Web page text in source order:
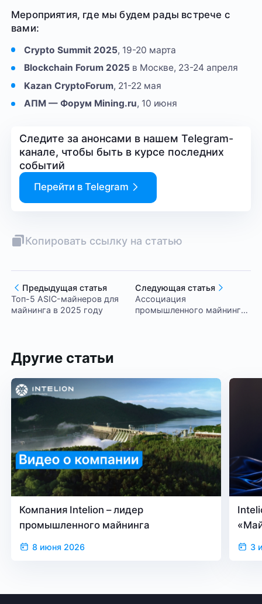
Мероприятия, где мы будем рады встрече с
вами:
Crypto Summit 2025, 19-20 марта
Blockchain Forum 2025в Москве, 23-24 апреля
Kazan CryptoForum, 21-22 мая
АПМ — Форум Mining.ru, 10 июня
Следите за анонсами в нашем Telegram-
канале, чтобы быть в курсе последних
событий
Перейти в Telegram
Копировать ссылку на статью
Предыдущая статья
Топ-5 ASIC-майнеров для
майнинга в 2025 году
Следующая статья
Ассоциация
промышленного майнинга
Другие статьи
Компания Intelion – лидер
промышленного майнинга
8 июня 2026 3